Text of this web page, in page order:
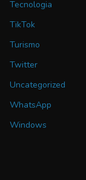
Tecnologia
TikTok
Turismo
Twitter
Uncategorized
WhatsApp
Windows